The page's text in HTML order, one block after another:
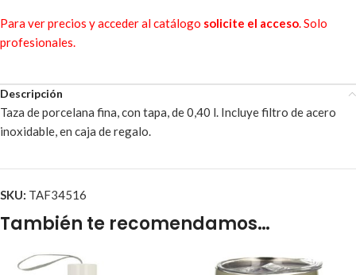
Para ver precios y acceder al catálogo solicite el acceso. Solo
profesionales.
Descripción
Taza de porcelana fina, con tapa, de 0,40 l. Incluye filtro de acero
inoxidable, en caja de regalo.
SKU: TAF34516
También te recomendamos…